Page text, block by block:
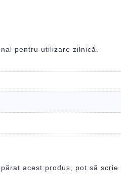
pentru utilizare zilnică.
acest produs, pot să scrie